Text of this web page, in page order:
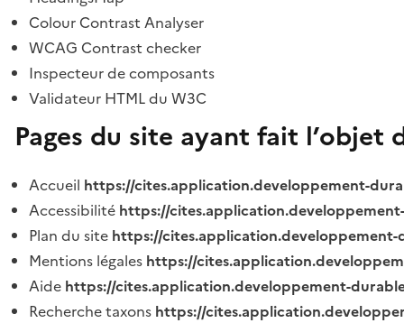
Colour Contrast Analyser
WCAG Contrast checker
Inspecteur de composants
Validateur HTML du W3C
Pages du site ayant fait
Accueil https://cites.application.developpement-
Accessibilité https://
Plan du site https://
Mentions légales https://
Aide https://cites.application.developpement-
Recherche taxons https://